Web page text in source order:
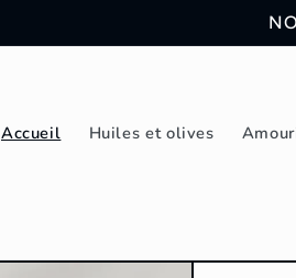
Accueil Huiles et olives